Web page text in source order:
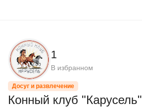
1
В избранном
Досуг и развлечение
Конный клуб "Карусель"